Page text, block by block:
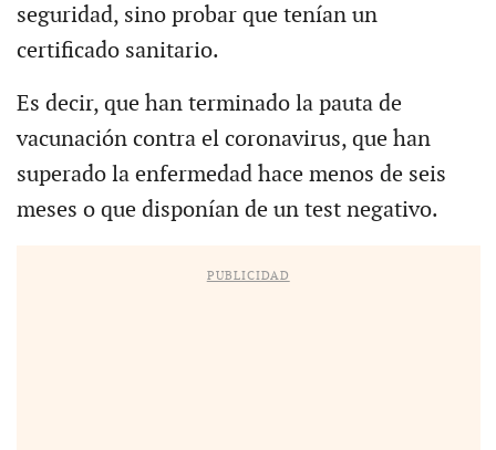
seguridad, sino probar que tenían un
certificado sanitario.
Es decir, que han terminado la pauta de
vacunación contra el coronavirus, que han
superado la enfermedad hace menos de seis
meses o que disponían de un test negativo.
PUBLICIDAD